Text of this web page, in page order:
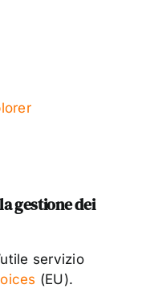
gestione dei
servizio
(EU).